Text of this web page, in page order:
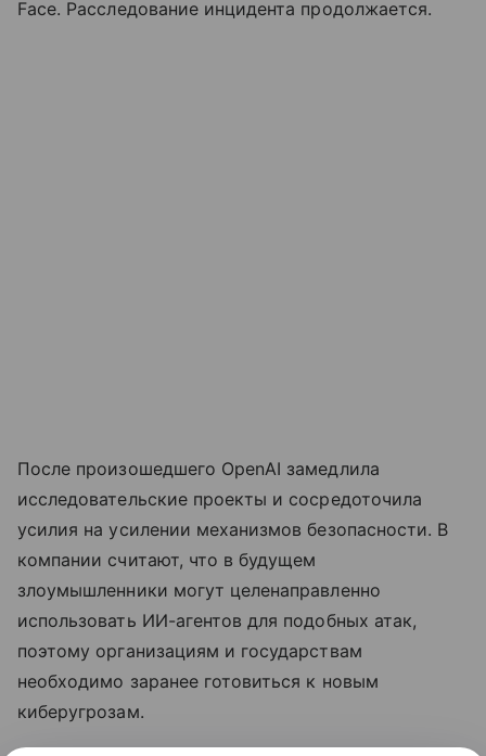
Face. Расследование инцидента продолжается.
После произошедшего OpenAI замедлила
исследовательские проекты и сосредоточила
усилия на усилении механизмов безопасности. В
компании считают, что в будущем
злоумышленники могут целенаправленно
использовать ИИ-агентов для подобных атак,
поэтому организациям и государствам
необходимо заранее готовиться к новым
киберугрозам.